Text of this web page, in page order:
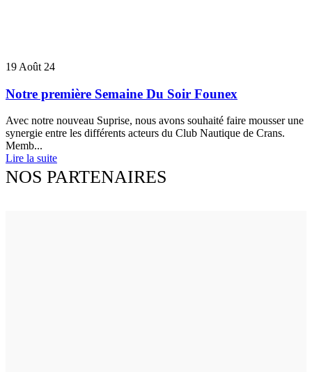
19 Août 24
Notre première Semaine Du Soir Founex
Avec notre nouveau Suprise, nous avons souhaité faire mousser une
synergie entre les différents acteurs du Club Nautique de Crans.
Memb...
Lire la suite
NOS PARTENAIRES